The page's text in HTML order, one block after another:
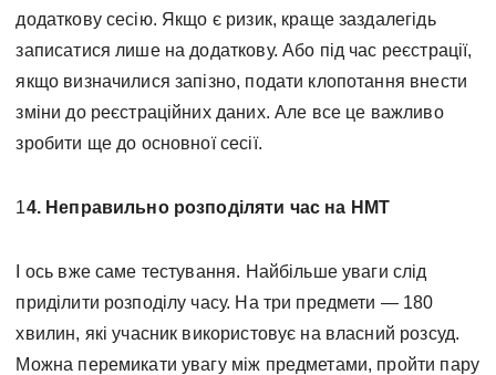
додаткову сесію. Якщо є ризик, краще заздалегідь
записатися лише на додаткову. Або під час реєстрації,
якщо визначилися запізно, подати клопотання внести
зміни до реєстраційних даних. Але все це важливо
зробити ще до основної сесії.
14. Неправильно розподіляти час на НМТ
І ось вже саме тестування. Найбільше уваги слід
приділити розподілу часу. На три предмети — 180
хвилин, які учасник використовує на власний розсуд.
Можна перемикати увагу між предметами, пройти пару